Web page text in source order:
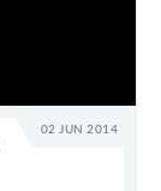
02 JUN 2014